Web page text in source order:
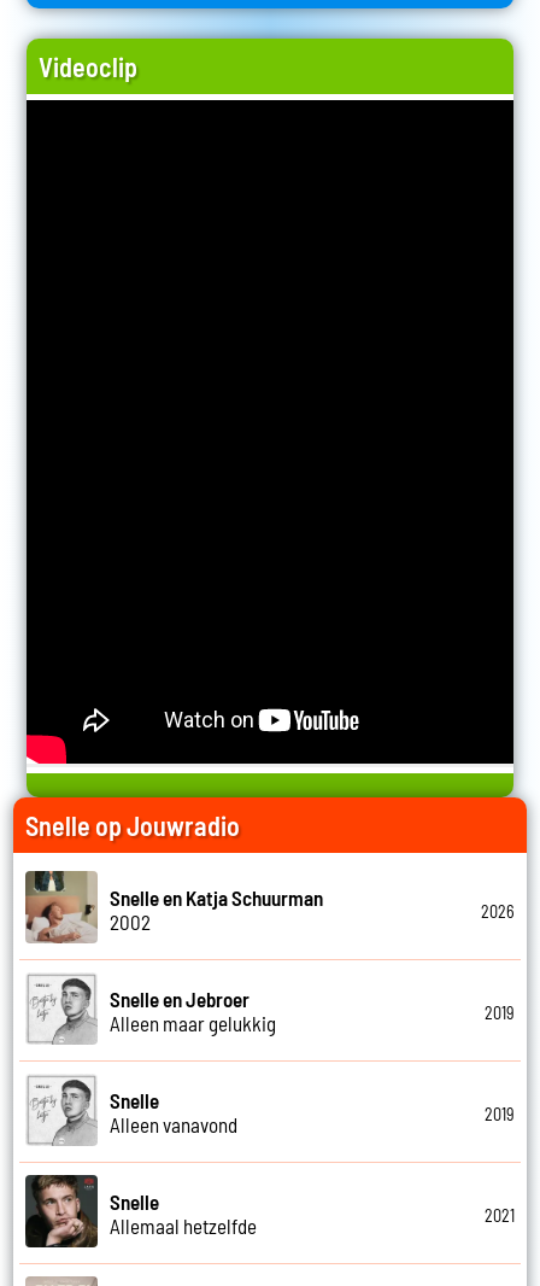
Videoclip
Snelle op Jouwradio
Snelle en Katja Schuurman
2002
2026
Snelle en Jebroer
Alleen maar gelukkig
2019
Snelle
Alleen vanavond
2019
Snelle
Allemaal hetzelfde
2021